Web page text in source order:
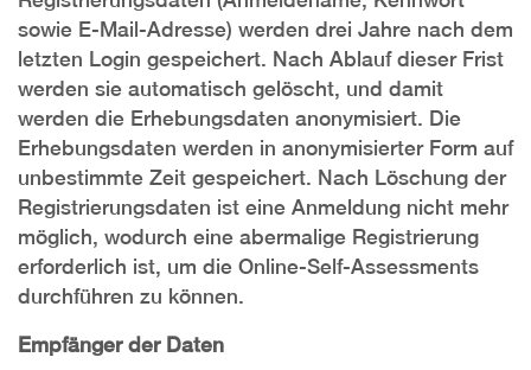
sowie E-Mail-Adresse) werden drei Jahre nach dem
letzten Login gespeichert. Nach Ablauf dieser Frist
werden sie automatisch gelöscht, und damit
werden die Erhebungsdaten anonymisiert. Die
Erhebungsdaten werden in anonymisierter Form auf
unbestimmte Zeit gespeichert. Nach Löschung der
Registrierungsdaten ist eine Anmeldung nicht mehr
möglich, wodurch eine abermalige Registrierung
erforderlich ist, um die Online-Self-Assessments
durchführen zu können.
Empfänger der Daten